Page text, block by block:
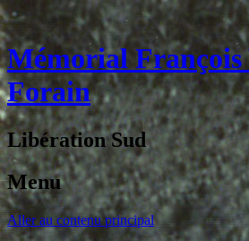
Mémorial François
Forain
Libération Sud
Menu
Aller au contenu principal